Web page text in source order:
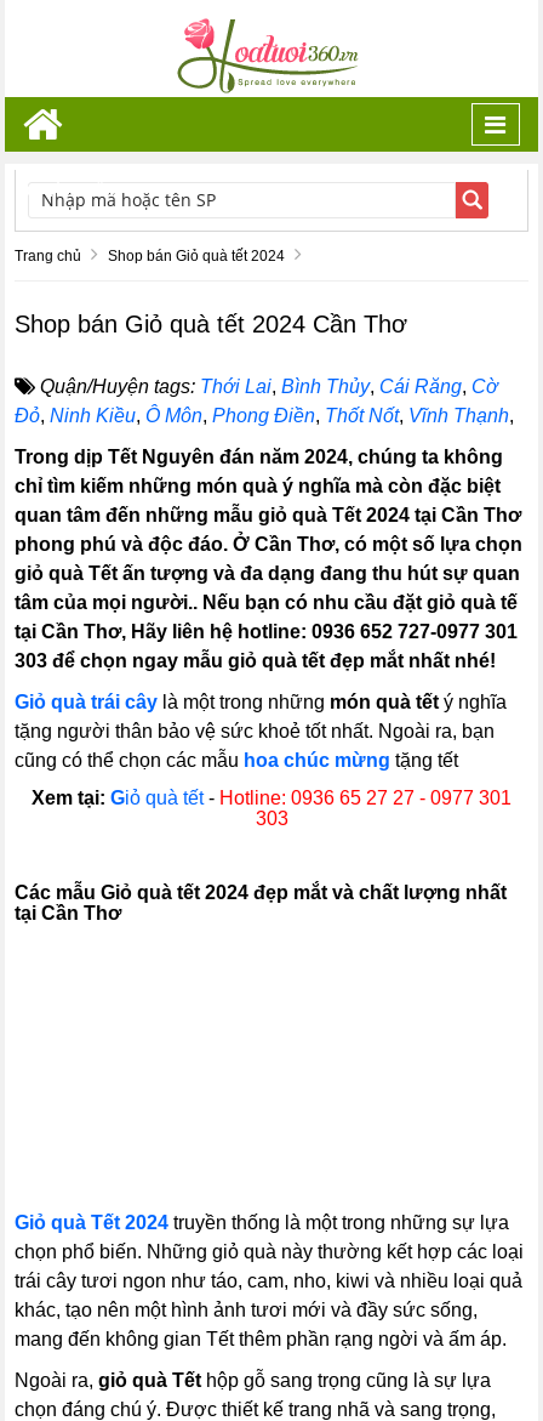
TÌM KIẾM
Trang chủ Shop bán Giỏ quà tết 2024
Shop bán Giỏ quà tết 2024 Cần Thơ
Quận/Huyện tags: Thới Lai,Bình Thủy, Cái Răng, Cờ
Đỏ,Ninh Kiều,Ô Môn,Phong Điền, Thốt Nốt, Vĩnh Thạnh,
Trong dịp Tết Nguyên đán năm 2024, chúng ta không
chỉ tìm kiếm những món quà ý nghĩa mà còn đặc biệt
quan tâm đến những mẫu giỏ quà Tết 2024 tại Cần Thơ
phong phú và độc đáo. Ở Cần Thơ, có một số lựa chọn
giỏ quà Tết ấn tượng và đa dạng đang thu hút sự quan
tâm của mọi người.. Nếu bạn có nhu cầu đặt giỏ quà tế
tại Cần Thơ, Hãy liên hệ hotline: 0936 652 727-0977 301
303 để chọn ngay mẫu giỏ quà tết đẹp mắt nhất nhé!
Giỏ quà trái cây là một trong những món quà tếtý nghĩa
tặng người thân bảo vệ sức khoẻ tốt nhất. Ngoài ra, bạn
cũng có thể chọn các mẫu hoa chúc mừng tặng tết
Xem tại: Giỏ quà tết- Hotline: 0936 65 27 27 - 0977 301
303
Các mẫu Giỏ quà tết 2024 đẹp mắt và chất lượng nhất
tại Cần Thơ
Giỏ quà Tết 2024 truyền thống là một trong những sự lựa
chọn phổ biến. Những giỏ quà này thường kết hợp các loại
trái cây tươi ngon như táo, cam, nho, kiwi và nhiều loại quả
khác, tạo nên một hình ảnh tươi mới và đầy sức sống,
mang đến không gian Tết thêm phần rạng ngời và ấm áp.
Ngoài ra,giỏ quà Tết hộp gỗ sang trọng cũng là sự lựa
chọn đáng chú ý. Được thiết kế trang nhã và sang trọng,